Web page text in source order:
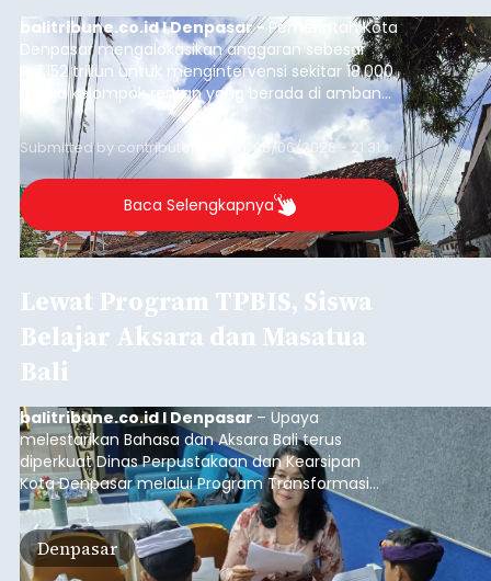
balitribune.co.id I Denpasar - Pemerintah Kota
Denpasar mengalokasikan anggaran sebesar
Rp1,152 triliun untuk mengintervensi sekitar 18.000
warga kelompok rentan yang berada di ambang
garis kemiskinan. Langkah strategis ini diambil
guna menjaga masyarakat yang berada pada
kelompok desil 5 dan 6 tersebut agar tidak
merosot ke kategori miskin.
Submitted by contributor Thu, 08/06/2026 - 21:31
Baca Selengkapnya
Lewat Program TPBIS, Siswa
Belajar Aksara dan Masatua
Bali
balitribune.co.id I Denpasar – Upaya
melestarikan Bahasa dan Aksara Bali terus
diperkuat Dinas Perpustakaan dan Kearsipan
Kota Denpasar melalui Program Transformasi
Perpustakaan Berbasis Inklusi Sosial (TPBIS).
Tahun ini, sebanyak 63 siswa kelas IV dan V SD
Negeri 17 Dangin Puri mendapat pelatihan
menulis Aksara Bali serta Masatua atau
Denpasar